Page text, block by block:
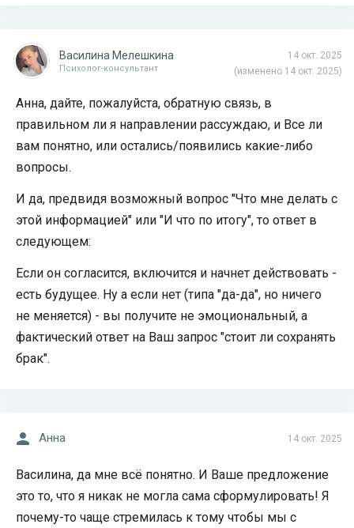
14 окт. 2025
(изменено 14 окт. 2025)
Василина Мелешкина
Психолог-консультант
Анна, дайте, пожалуйста, обратную связь, в
правильном ли я направлении рассуждаю, и Все ли
вам понятно, или остались/появились какие-либо
вопросы.
И да, предвидя возможный вопрос "Что мне делать с
этой информацией" или "И что по итогу", то ответ в
следующем:
Если он согласится, включится и начнет действовать -
есть будущее. Ну а если нет (типа "да-да", но ничего
не меняется) - вы получите не эмоциональный, а
фактический ответ на Ваш запрос "стоит ли сохранять
брак".
14 окт. 2025
Анна
Василина, да мне всё понятно. И Ваше предложение
это то, что я никак не могла сама сформулировать! Я
почему-то чаще стремилась к тому чтобы мы с